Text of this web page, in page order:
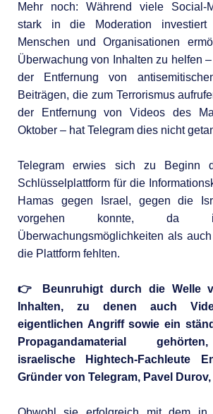
Mehr noch: Während viele Social-
stark in die Moderation
Menschen und Organisationen
Überwachung von Inhalten zu helfen
der Entfernung von
Beiträgen, die zum Terrorismus
der Entfernung von Videos des
Oktober – hat Telegram dies nicht
Telegram erwies sich zu Beginn
Schlüsselplattform für die
Hamas gegen Israel, gegen die
vorgehen konnte, da
Überwachungsmöglichkeiten als
die Plattform fehlten.
👉 Beunruhigt durch die Welle
Inhalten, zu denen auch
eigentlichen Angriff sowie ein
Propagandamaterial
israelische Hightech-Fachleute
Gründer von Telegram, Pavel